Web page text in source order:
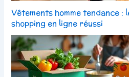
Vêtements homme tendance :
shopping en ligne réussi